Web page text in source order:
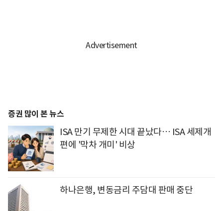
증권 많이 본 뉴스
ISA 만기 무제한 시대 끝났다… ISA 세제개
편에 '막차 개미' 비상
하나은행, 변동금리 주담대 판매 중단